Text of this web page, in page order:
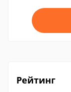
Рейтинг